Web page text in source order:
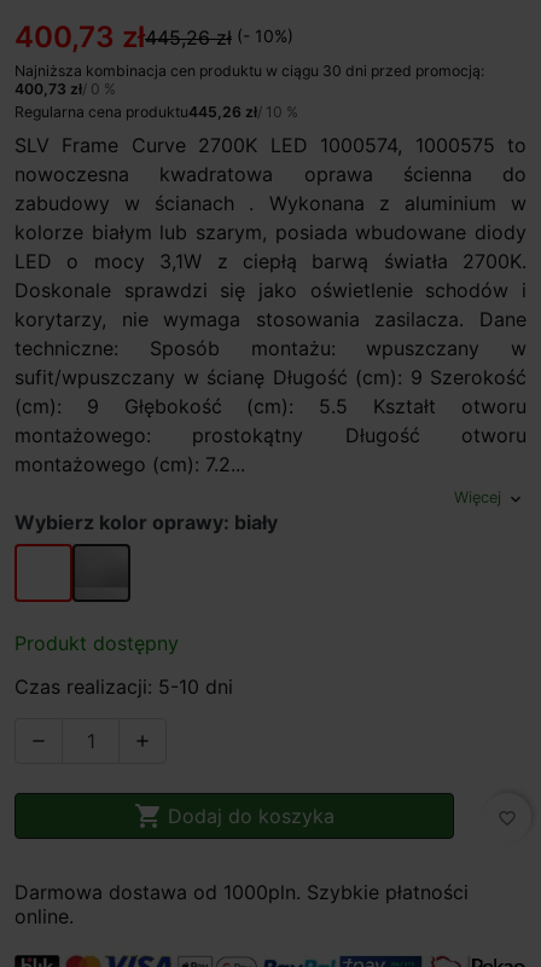
400,73 zł445,26 zł (- 10%)
Najniższa kombinacja cen produktu w ciągu 30 dni przed promocją:
400,73 zł/ 0 %
Regularna cena produktu445,26 zł/ 10 %
SLV Frame Curve 2700K LED 1000574, 1000575 to
nowoczesna kwadratowa oprawa ścienna do
zabudowy w ścianach . Wykonana z aluminium w
kolorze białym lub szarym, posiada wbudowane diody
LED o mocy 3,1W z ciepłą barwą światła 2700K.
Doskonale sprawdzi się jako oświetlenie schodów i
korytarzy, nie wymaga stosowania zasilacza. Dane
techniczne: Sposób montażu: wpuszczany w
sufit/wpuszczany w ścianę Długość (cm): 9 Szerokość
(cm): 9 Głębokość (cm): 5.5 Kształt otworu
montażowego: prostokątny Długość otworu
montażowego (cm): 7.2...
Więcej expand_more
Wybierz kolor oprawy: biały
biały szary
Produkt dostępny
Czas realizacji: 5-10 dni
 
 Dodaj do koszyka favorite_border
Darmowa dostawa od 1000pln. Szybkie płatności
online.